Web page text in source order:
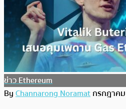
ข่าว Ethereum
ByChannarong Noramatกรกฎาค